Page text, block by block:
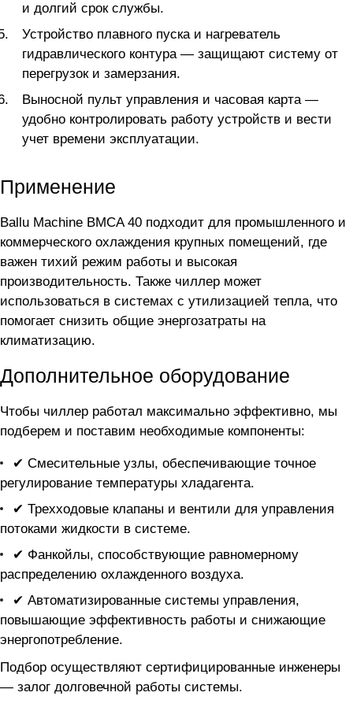
и долгий срок службы.
Устройство плавного пуска и нагреватель
гидравлического контура — защищают систему от
перегрузок и замерзания.
Выносной пульт управления и часовая карта —
удобно контролировать работу устройств и вести
учет времени эксплуатации.
Применение
Ballu Machine BMCA 40 подходит для промышленного и
коммерческого охлаждения крупных помещений, где
важен тихий режим работы и высокая
производительность. Также чиллер может
использоваться в системах с утилизацией тепла, что
помогает снизить общие энергозатраты на
климатизацию.
Дополнительное оборудование
Чтобы чиллер работал максимально эффективно, мы
подберем и поставим необходимые компоненты:
✔ Смесительные узлы, обеспечивающие точное
регулирование температуры хладагента.
✔ Трехходовые клапаны и вентили для управления
потоками жидкости в системе.
✔ Фанкойлы, способствующие равномерному
распределению охлажденного воздуха.
✔ Автоматизированные системы управления,
повышающие эффективность работы и снижающие
энергопотребление.
Подбор осуществляют сертифицированные инженеры
— залог долговечной работы системы.